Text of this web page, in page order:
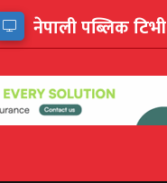
नेपाली पब्लिक टिभी